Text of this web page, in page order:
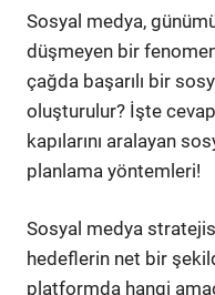
Sosyal medya,
düşmeyen bir
çağda başarılı bir
oluşturulur? İşte
kapılarını aralayan
planlama yöntemleri!
Sosyal medya
hedeflerin net bir
platformda hangi